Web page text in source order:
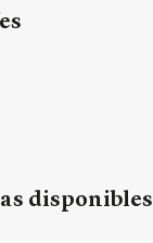
disponibles